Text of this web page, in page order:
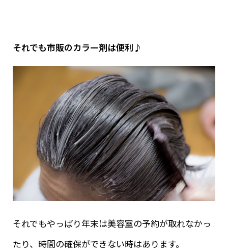
それでも市販のカラー剤は便利♪
それでもやっぱり年末は美容室の予約が取れなかっ
たり、時間の確保ができない時はあります。